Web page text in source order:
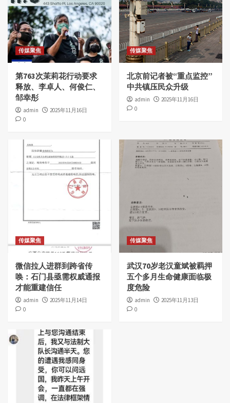
传媒聚焦
第763次茉莉花行动要求
释放、李卓人、何俊仁、
邹幸彤
admin
2025年11月16日
0
传媒聚焦
北京前记者被“重点监控”
中共镇压民众升级
admin
2025年11月16日
0
传媒聚焦
微信拉人进群到跨省传
唤：石门县亟需权威通报
才能重建信任
admin
2025年11月14日
0
传媒聚焦
武汉70岁老汉童斌被羁押
五个多月生命健康面临极
度危险
admin
2025年11月13日
0